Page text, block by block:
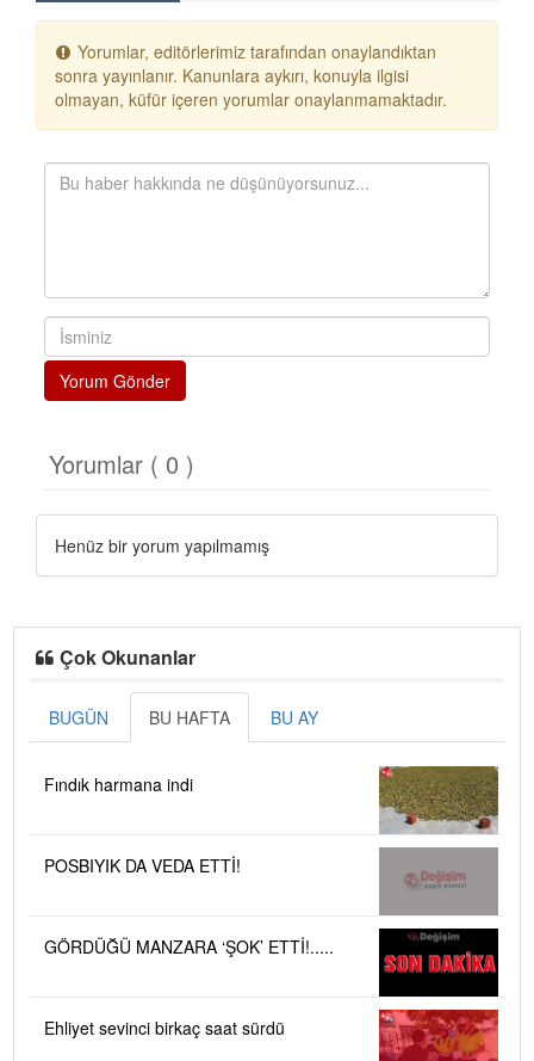
Yorumlar, editörlerimiz tarafından onaylandıktan
sonra yayınlanır. Kanunlara aykırı, konuyla ilgisi
olmayan, küfür içeren yorumlar onaylanmamaktadır.
Yorum Gönder
Yorumlar ( 0 )
Henüz bir yorum yapılmamış
Çok Okunanlar
BUGÜN BU HAFTA BU AY
Fındık harmana indi
POSBIYIK DA VEDA ETTİ!
GÖRDÜĞÜ MANZARA ‘ŞOK’ ETTİ!.....
Ehliyet sevinci birkaç saat sürdü